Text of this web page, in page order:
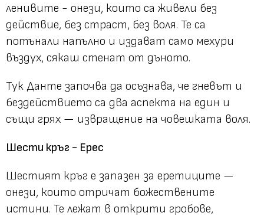
ленивите - онези, които са живели без
действие, без страст, без воля. Те са
потънали напълно и издават само мехури
въздух, сякаш стенат от дъното.
Тук Данте започва да осъзнава, че гневът и
бездействието са два аспекта на един и
същи грях — извращение на човешката воля.
Шести кръг - Ерес
Шестият кръг е запазен за еретиците —
онези, които отричат божествените
истини. Те лежат в открити гробове,